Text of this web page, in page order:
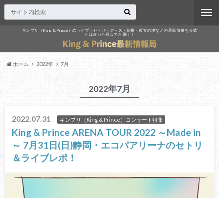
キンプリ（King & Prince）のライブ・セトリ・グッズ・新曲・彼女の噂などの最新情報を公式
とは違った視点でお届け！
ホーム 2022年 7月
2022年7月
2022.07.31 キンプリ（King & Prince）コンサート特集
King & Prince ARENA TOUR 2022 ～Made in
～ 7月31日(日)静岡・エコパアリーナのセトリ
＆ライブレポ！